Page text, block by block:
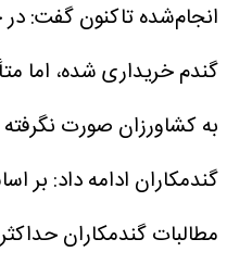
گندم خریداری شده، اما
به کشاورزان صورت
گندمکاران ادامه داد: بر
مطالبات گندمکاران